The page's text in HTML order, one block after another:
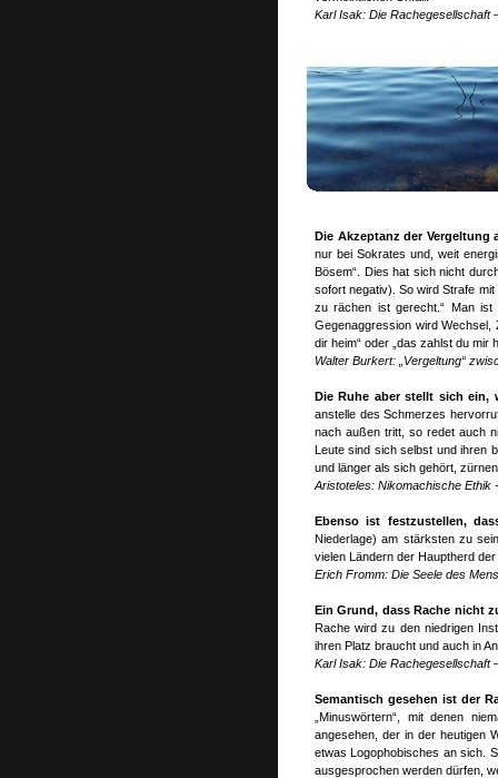
Karl Isak: Die Rachegesellschaft
Die Akzeptanz der Vergeltung
nur bei Sokrates und, weit
Bösem“. Dies hat sich nicht
sofort negativ). So wird Strafe mit
zu rächen ist gerecht.“ Man ist
Gegenaggression wird Wechsel,
dir heim“ oder „das zahlst du mir
Walter Burkert: „Vergeltung“
Die Ruhe aber stellt sich ein,
anstelle des Schmerzes
nach außen tritt, so redet auch
Leute sind sich selbst und ihren
und länger als sich gehört,
Aristoteles: Nikomachische Ethik
Ebenso ist festzustellen,
Niederlage) am stärksten zu
vielen Ländern der Hauptherd
Erich Fromm: Die Seele des
Ein Grund, dass Rache nicht
Rache wird zu den niedrigen
ihren Platz braucht und auch in
Karl Isak: Die Rachegesellschaft
Semantisch gesehen ist der
„Minuswörtern“, mit denen
angesehen, der in der heutigen
etwas Logophobisches an sich.
ausgesprochen werden dürfen,